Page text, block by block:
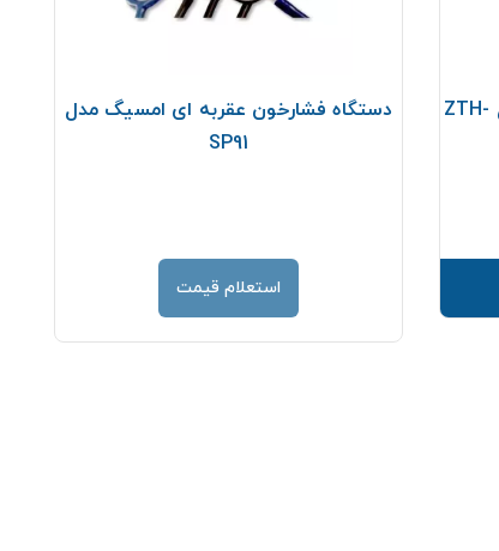
فشارسنج دیواری گرد زنیت مد مدل ZTH-
دستگاه فشارخون عقربه ای امسیگ مدل
SP91
استعلام قیمت